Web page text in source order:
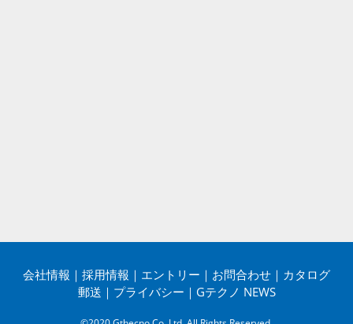
会社情報 ｜ 採用情報 ｜ エントリー ｜ お問合わせ ｜ カタログ
郵送 ｜ プライバシー ｜ Gテクノ NEWS